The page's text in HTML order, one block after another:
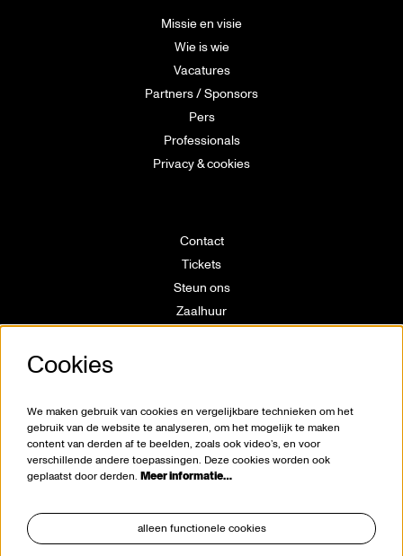
Missie en visie
Wie is wie
Vacatures
Partners / Sponsors
Pers
Professionals
Privacy & cookies
Contact
Tickets
Steun ons
Zaalhuur
Huisregels
Klokkenluiderswet
Cookies
We maken gebruik van cookies en vergelijkbare technieken om het
gebruik van de website te analyseren, om het mogelijk te maken
content van derden af te beelden, zoals ook video’s, en voor
verschillende andere toepassingen. Deze cookies worden ook
geplaatst door derden. Meer informatie…
alleen functionele cookies